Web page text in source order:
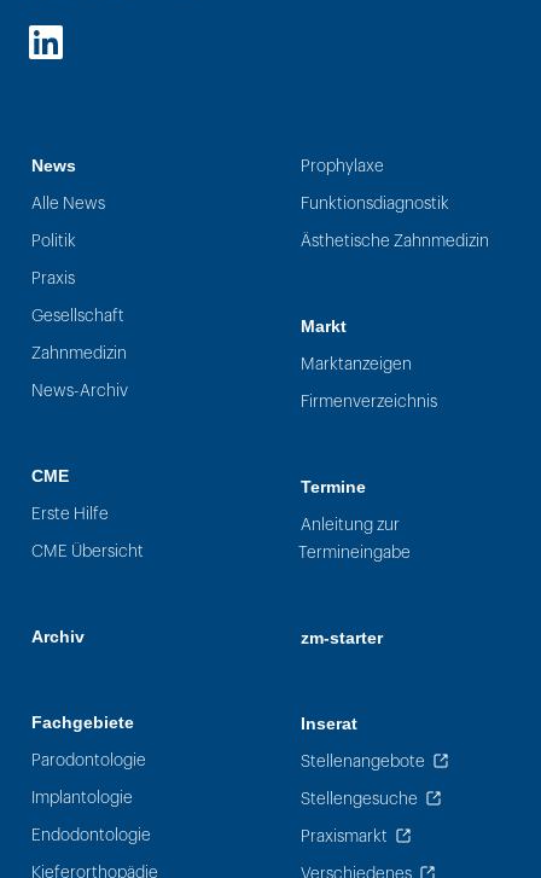
LinkedIn
News
Alle News
Politik
Praxis
Gesellschaft
Zahnmedizin
News-Archiv
CME
Erste Hilfe
CME Übersicht
Archiv
Fachgebiete
Parodontologie
Implantologie
Endodontologie
Kieferorthopädie
Prophylaxe
Funktionsdiagnostik
Ästhetische Zahnmedizin
Markt
Marktanzeigen
Firmenverzeichnis
Termine
Anleitung zur
Termineingabe
zm-starter
Inserat
Stellenangebote
Stellengesuche
Praxismarkt
Verschiedenes